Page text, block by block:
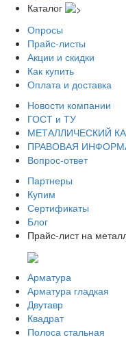
Каталог
Опросы
Прайс-листы
Акции и скидки
Как купить
Оплата и доставка
Новости компании
ГОСТ и ТУ
МЕТАЛЛИЧЕСКИЙ
ПРАВОВАЯ
Вопрос-ответ
Партнеры
Купим
Сертификаты
Блог
Прайс-лист на
Арматура
Арматура гладкая
Двутавр
Квадрат
Полоса стальная